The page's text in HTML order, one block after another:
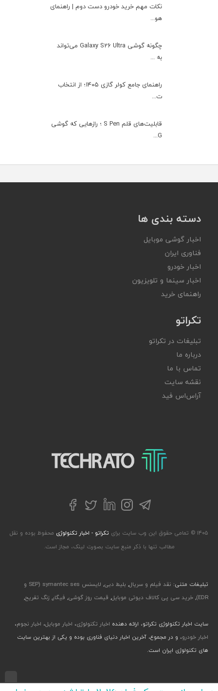
نکات مهم خرید خودرو دست دوم | راهنمای
هو...
چگونه گوشی Galaxy S26 Ultra می‌تواند
به ...
راهنمای جامع کولر گازی ۱۴۰۵؛ از انتخاب
ت...
قابلیت‌های قلم S Pen ؛ رازهایی که گوشی
G...
دسته بندی ها
اخبار گوشی موبایل
فناوری ایران
اخبار خودرو
اخبار سینما و تلویزیون
راهنمای خرید
تکراتو
تبلیغات در تکراتو
درباره ما
تماس با ما
نقشه سایت
آر‌اس‌اس فید
تکراتو – زندگی با تکنولوژی
تلگراماینستاگرام
لینکداینتوییترفیسبوک
۱۴۰۵ © تمامی حقوق این وب سایت برای تکراتو - اخبار تکنولوژی محفوظ بوده و نقل
مطالب تنها با ذکر منبع سایت بصورت لینک، مجاز است.
تبلیغات متنی: نقد فیلم و سریال, بلیط دبی,
لایسنس symantec ses (SEP و
EDR)
, خرید سی پی کالاف دیوتی موبایل, قیمت روز گوشی, فیگار, زنگ تفریح,
سایت اخبار تکنولوژی تکراتو، ارائه دهنده اخبار تکنولوژی، اخبار موبایل، اخبار نجوم،
اخبار خودرو، و در مجموع، آخرین اخبار دنیای فناوری بوده و یکی از بهترین سایت
های تکنولوژی ایران است.
طراحی رابط کاربری و تجربی توسط جواد صابری، گروه افرو - اجرا با طراحی وب پارسا